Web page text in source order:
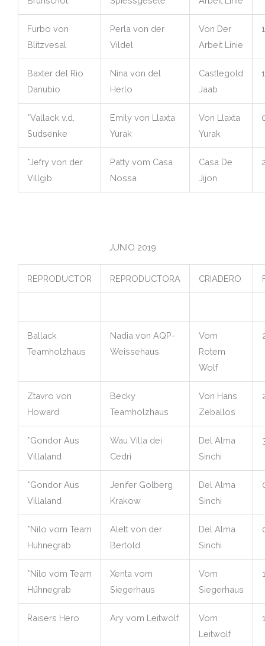
Furbo von
Blitzvesal
Perla von der
Vildel
Von Der
Arbeit Linie
Baxter del Rio
Danubio
Nina von del
Herlo
Castlegold
Jaab
*Vallack v.d.
Sudsenke
Emily von Llaxta
Yurak
Von Llaxta
Yurak
*Jefry von der
Villgib
Patty vom Casa
Nossa
Casa De
Jijon
JUNIO 2019
REPRODUCTOR REPRODUCTORA CRIADERO
Ballack
Teamholzhaus
Nadia von AQP-
Weissehaus
Vom
Rotem
Wolf
Ztavro von
Howard
Becky
Teamholzhaus
Von Hans
Zeballos
*Gondor Aus
Villaland
Wau Villa dei
Cedri
Del Alma
Sinchi
*Gondor Aus
Villaland
Jenifer Golberg
Krakow
Del Alma
Sinchi
*Nilo vom Team
Huhnegrab
Alett von der
Bertold
Del Alma
Sinchi
*Nilo vom Team
Hühnegrab
Xenta vom
Siegerhaus
Vom
Siegerhaus
Raisers Hero Ary vom Leitwolf
Vom
Leitwolf